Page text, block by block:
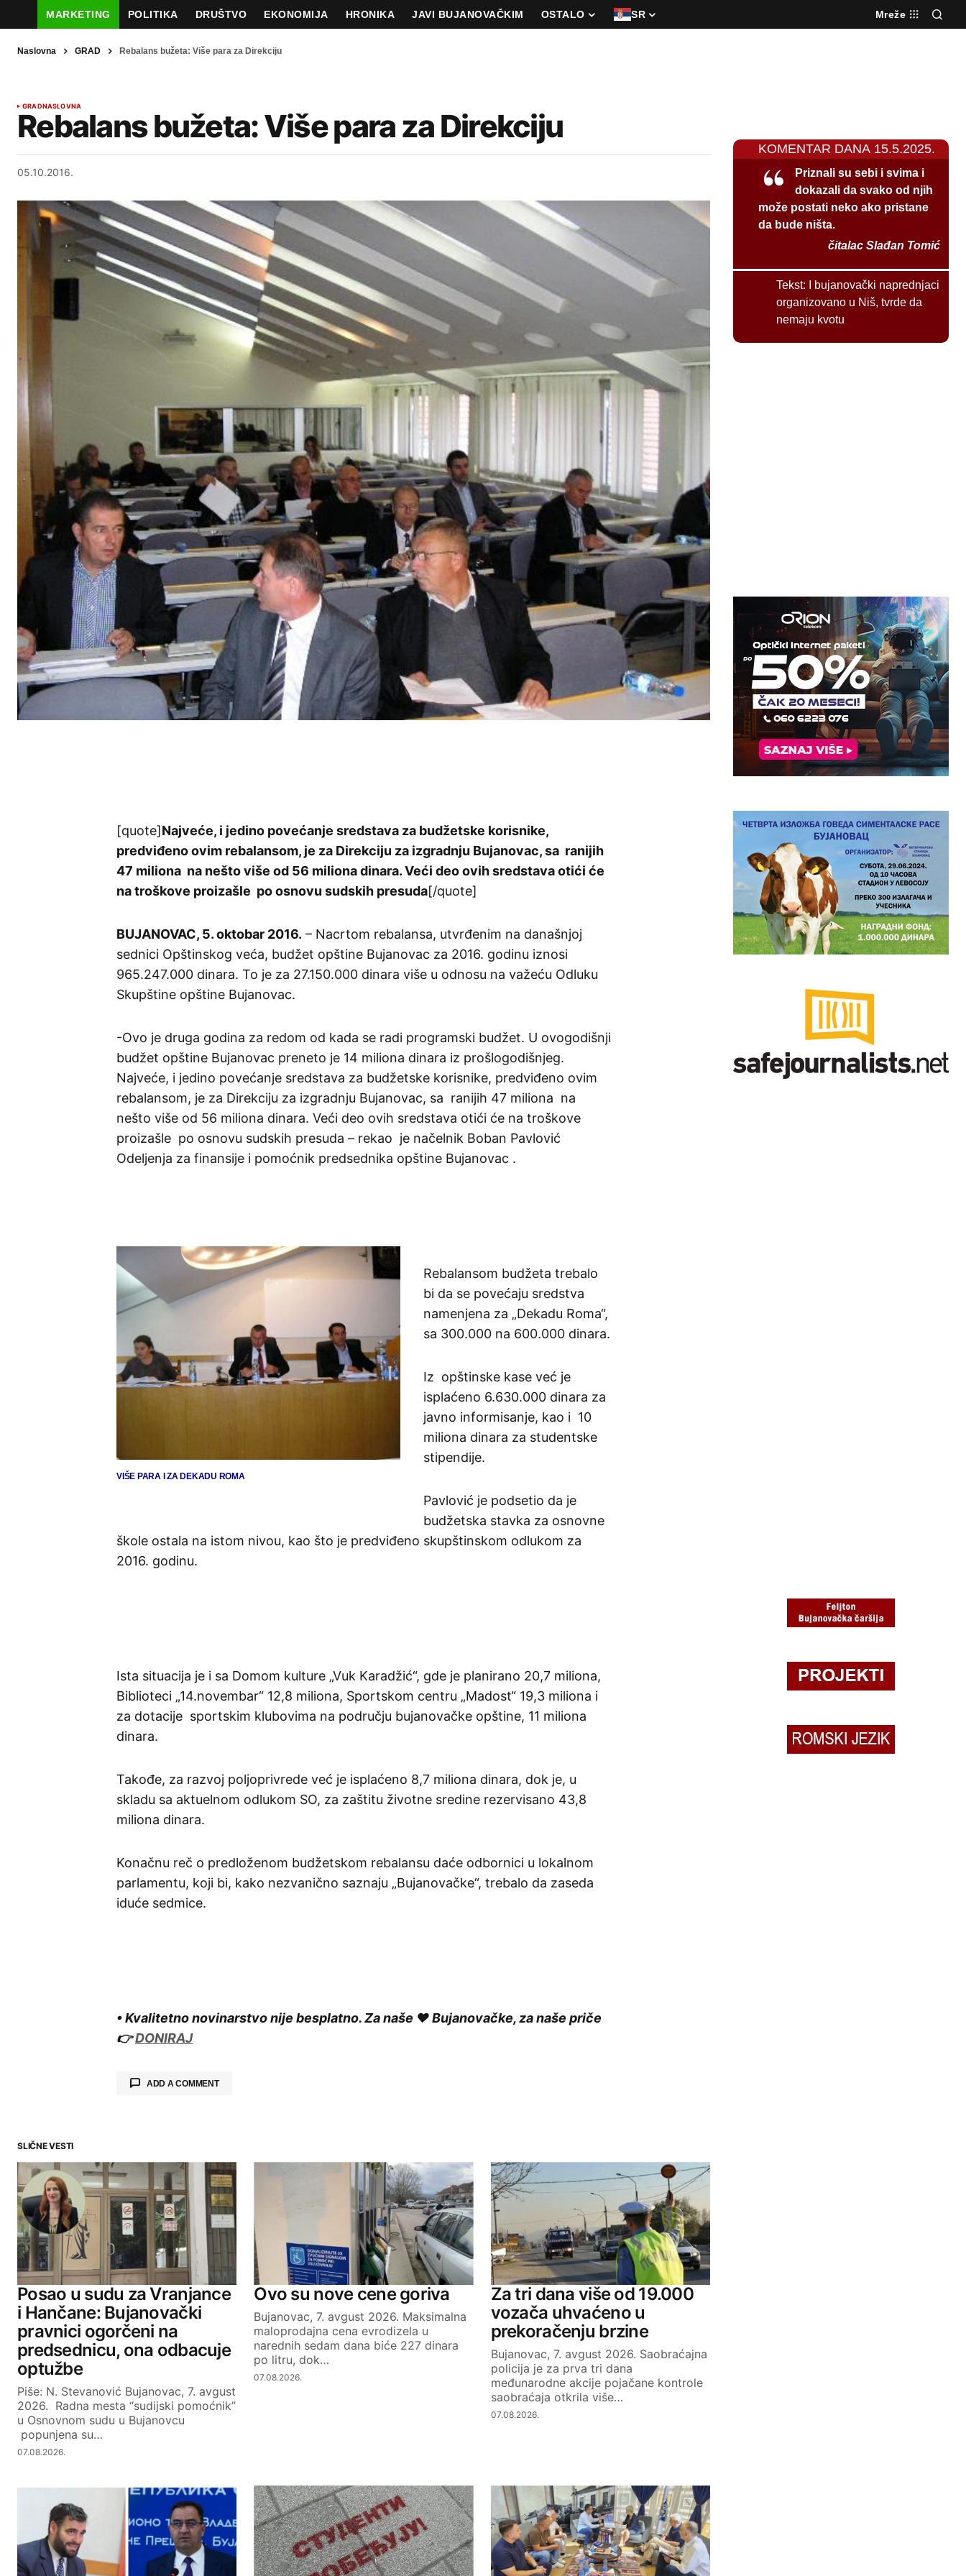
MARKETING POLITIKA DRUŠTVO EKONOMIJA HRONIKA JAVI BUJANOVAČKIM OSTALO SR Mreže
Naslovna GRAD Rebalans bužeta: Više para za Direkciju
GRADNASLOVNA
Rebalans bužeta: Više para za Direkciju
05.10.2016.
[quote]Najveće, i jedino povećanje sredstava za budžetske korisnike,
predviđeno ovim rebalansom, je za Direkciju za izgradnju Bujanovac, sa ranijih
47 miliona na nešto više od 56 miliona dinara. Veći deo ovih sredstava otići će
na troškove proizašle po osnovu sudskih presuda[/quote]
BUJANOVAC, 5. oktobar 2016. – Nacrtom rebalansa, utvrđenim na današnjoj
sednici Opštinskog veća, budžet opštine Bujanovac za 2016. godinu iznosi
965.247.000 dinara. To je za 27.150.000 dinara više u odnosu na važeću Odluku
Skupštine opštine Bujanovac.
-Ovo je druga godina za redom od kada se radi programski budžet. U ovogodišnji
budžet opštine Bujanovac preneto je 14 miliona dinara iz prošlogodišnjeg.
Najveće, i jedino povećanje sredstava za budžetske korisnike, predviđeno ovim
rebalansom, je za Direkciju za izgradnju Bujanovac, sa ranijih 47 miliona na
nešto više od 56 miliona dinara. Veći deo ovih sredstava otići će na troškove
proizašle po osnovu sudskih presuda – rekao je načelnik Boban Pavlović
Odeljenja za finansije i pomoćnik predsednika opštine Bujanovac .
VIŠE PARA I ZA DEKADU ROMA
Rebalansom budžeta trebalo
bi da se povećaju sredstva
namenjena za „Dekadu Roma“,
sa 300.000 na 600.000 dinara.
Iz opštinske kase već je
isplaćeno 6.630.000 dinara za
javno informisanje, kao i 10
miliona dinara za studentske
stipendije.
Pavlović je podsetio da je
budžetska stavka za osnovne
škole ostala na istom nivou, kao što je predviđeno skupštinskom odlukom za
2016. godinu.
Ista situacija je i sa Domom kulture „Vuk Karadžić“, gde je planirano 20,7 miliona,
Biblioteci „14.novembar“ 12,8 miliona, Sportskom centru „Madost“ 19,3 miliona i
za dotacije sportskim klubovima na području bujanovačke opštine, 11 miliona
dinara.
Takođe, za razvoj poljoprivrede već je isplaćeno 8,7 miliona dinara, dok je, u
skladu sa aktuelnom odlukom SO, za zaštitu životne sredine rezervisano 43,8
miliona dinara.
Konačnu reč o predloženom budžetskom rebalansu daće odbornici u lokalnom
parlamentu, koji bi, kako nezvanično saznaju „Bujanovačke“, trebalo da zaseda
iduće sedmice.
• Kvalitetno novinarstvo nije besplatno. Za naše ❤️ Bujanovačke, za naše priče
👉DONIRAJ
ADD A COMMENT
Comment
Your Name Your E-mail
SUBMIT COMMENT
SLIČNE VESTI
Posao u sudu za Vranjance
i Hančane: Bujanovački
pravnici ogorčeni na
predsednicu, ona odbacuje
optužbe
Piše: N. Stevanović Bujanovac, 7. avgust
2026. Radna mesta “sudijski pomoćnik”
u Osnovnom sudu u Bujanovcu
popunjena su…
07.08.2026.
Ovo su nove cene goriva
Bujanovac, 7. avgust 2026. Maksimalna
maloprodajna cena evrodizela u
narednih sedam dana biće 227 dinara
po litru, dok…
07.08.2026.
Za tri dana više od 19.000
vozača uhvaćeno u
prekoračenju brzine
Bujanovac, 7. avgust 2026. Saobraćajna
policija je za prva tri dana
međunarodne akcije pojačane kontrole
saobraćaja otkrila više…
07.08.2026.
KOMENTAR DANA 15.5.2025.
Priznali su sebi i svima i
dokazali da svako od njih
može postati neko ako pristane
da bude ništa.
čitalac Slađan Tomić
Tekst:
I bujanovački naprednjaci
organizovano u Niš, tvrde da
nemaju kvotu